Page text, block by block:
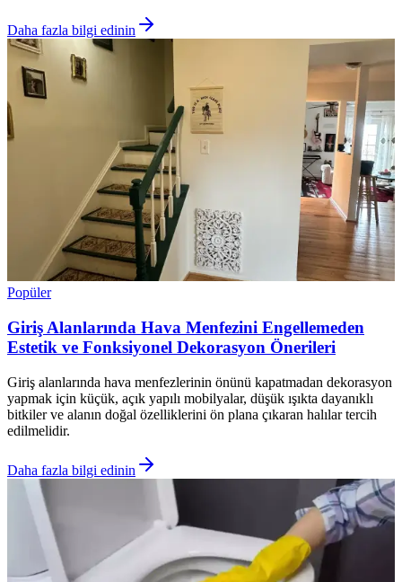
Daha fazla bilgi edinin
Popüler
Giriş Alanlarında Hava Menfezini Engellemeden
Estetik ve Fonksiyonel Dekorasyon Önerileri
Giriş alanlarında hava menfezlerinin önünü kapatmadan dekorasyon
yapmak için küçük, açık yapılı mobilyalar, düşük ışıkta dayanıklı
bitkiler ve alanın doğal özelliklerini ön plana çıkaran halılar tercih
edilmelidir.
Daha fazla bilgi edinin